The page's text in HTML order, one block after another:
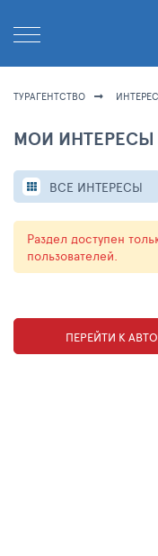
ТУРАГЕНТСТВО
МОИ
ВСЕ ИНТЕРЕСЫ
Раздел доступен
пользователей.
ПЕРЕЙТИ К